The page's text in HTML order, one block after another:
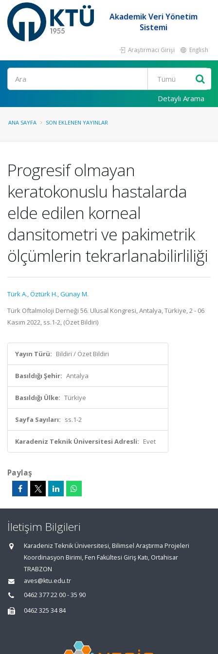
Akademik Veri Yönetim
Sistemi
Araştırmacı Girişi English
Ara
Detaylı Arama
ANA SAYFA SON EKLENEN YAYINLAR
Progresif olmayan
keratokonuslu hastalarda
elde edilen korneal
dansitometri ve pakimetrik
ölçümlerin tekrarlanabilirliliği
Türk A.,Öztürk H.,Günay M.
Türk Oftalmoloji Derneği 56. Ulusal Kongresi, Antalya, Türkiye, 2 - 06
Kasım 2022, ss.1-2, (Özet Bildiri)
Yayın Türü: Bildiri / Özet Bildiri
Basıldığı Şehir: Antalya
Basıldığı Ülke: Türkiye
Sayfa Sayıları: ss.1-2
Karadeniz Teknik Üniversitesi Adresli: Evet
Paylaş
İletişim Bilgileri
Karadeniz Teknik Üniversitesi, Bilimsel Araştırma Projeleri
Koordinasyon Birimi, Fen Fakültesi Giriş Katı, Ortahisar
TRABZON
aves@ktu.edu.tr
0462 377 22 00 - 35 90
0462 325 34 84